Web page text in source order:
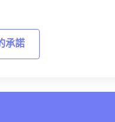
承諾